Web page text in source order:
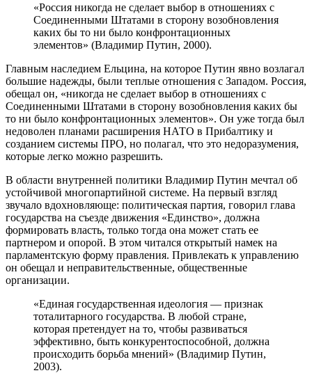
«Россия никогда не сделает выбор в отношениях с
Соединенными Штатами в сторону возобновления
каких бы то ни было конфронтационных
элементов» (Владимир Путин, 2000).
Главным наследием Ельцина, на которое Путин явно возлагал
большие надежды, были теплые отношения с Западом. Россия,
обещал он, «никогда не сделает выбор в отношениях с
Соединенными Штатами в сторону возобновления каких бы
то ни было конфронтационных элементов». Он уже тогда был
недоволен планами расширения НАТО в Прибалтику и
созданием системы ПРО, но полагал, что это недоразумения,
которые легко можно разрешить.
В области внутренней политики Владимир Путин мечтал об
устойчивой многопартийной системе. На первый взгляд
звучало вдохновляюще: политическая партия, говорил глава
государства на съезде движения «Единство», должна
формировать власть, только тогда она может стать ее
партнером и опорой. В этом читался открытый намек на
парламентскую форму правления. Привлекать к управлению
он обещал и неправительственные, общественные
организации.
«Единая государственная идеология — признак
тоталитарного государства. В любой стране,
которая претендует на то, чтобы развиваться
эффективно, быть конкурентоспособной, должна
происходить борьба мнений» (Владимир Путин,
2003).